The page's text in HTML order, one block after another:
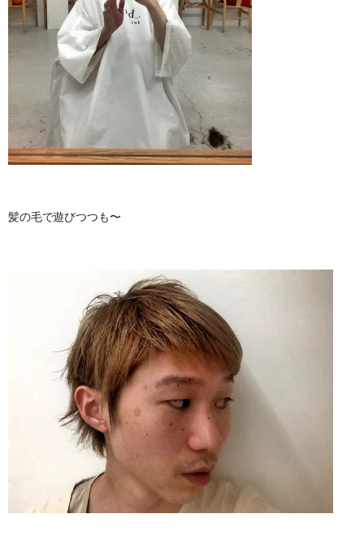
髪の毛で遊びつつも〜